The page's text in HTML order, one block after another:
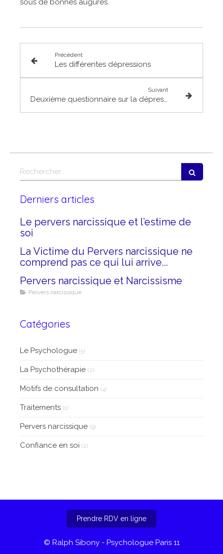
sous de bonnes augures.
Précédent
Les différentes dépressions
Suivant
Deuxième questionnaire sur la dépression
Rechercher
Derniers articles
Le pervers narcissique et l’estime de
soi
La Victime du Pervers narcissique ne
comprend pas ce qui lui arrive...
Pervers narcissique et Narcissisme
Pervers narcissique
Catégories
Le Psychologue (5)
La Psychothérapie (2)
Motifs de consultation (4)
Traitements (1)
Pervers narcissique (9)
Confiance en soi (2)
Prendre RDV en ligne
© Ralph Sibony - Psychologue Paris 11